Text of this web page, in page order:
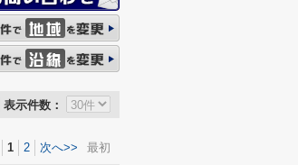
表示件数：
1 2 次へ>> 最初